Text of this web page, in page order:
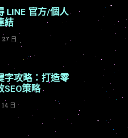
LINE 官方/個人
結
27 日
字攻略：打造零
SEO策略
日